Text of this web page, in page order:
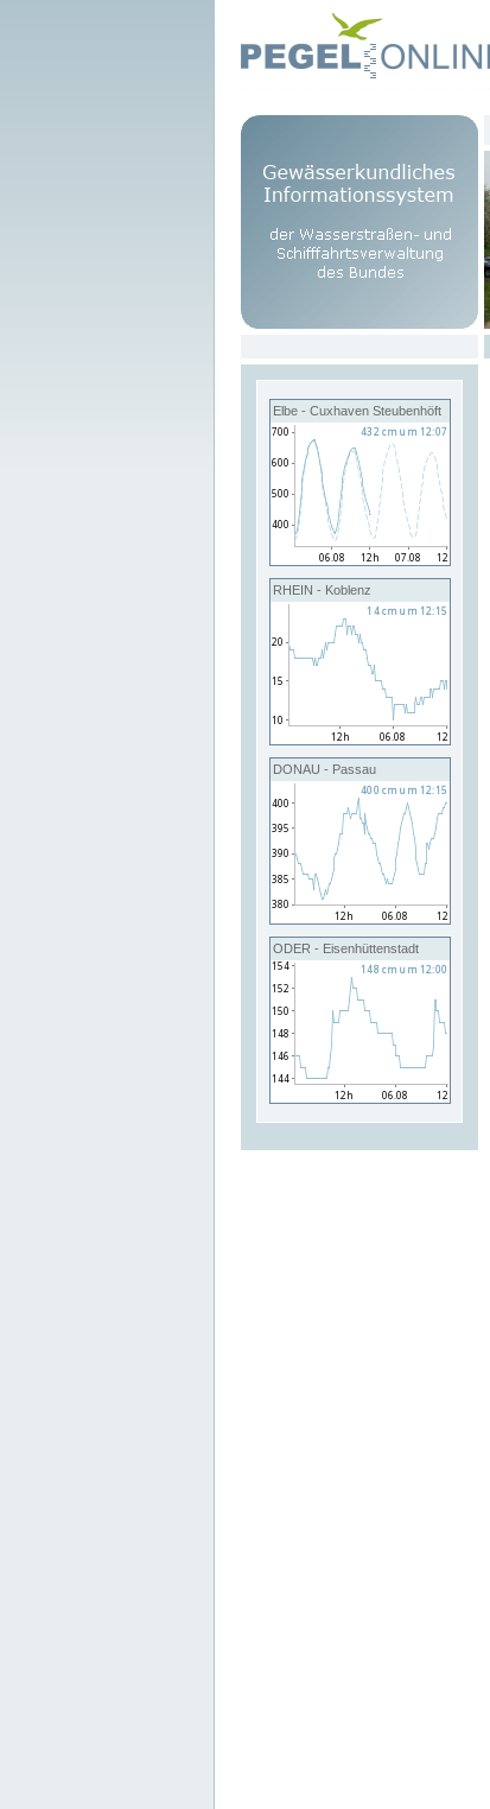
Elbe - Cuxhaven Steubenhöft
RHEIN - Koblenz
DONAU - Passau
ODER - Eisenhüttenstadt